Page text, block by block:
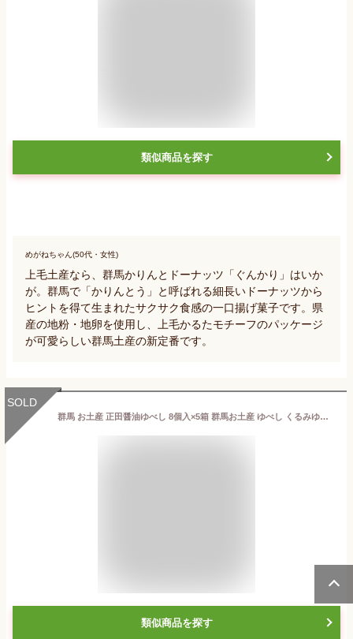
類似商品を探す
めがねちゃん(50代・女性)
上毛土産なら、群馬かりんとドーナッツ「ぐんかり」はいか
が。群馬で「かりんとう」と呼ばれる細長いドーナッツから
ヒントを得て生まれたサクサク食感の一口揚げ菓子です。県
産の地粉・地卵を使用し、上毛かるたモチーフのパッケージ
が可愛らしい群馬土産の新定番です。
SOLD
群馬 お土産 正田醤油ゆべし 8個入×5箱 群馬お土産 ゆべし くるみゆべし 正田醤油 菓子 つるまい本舗
類似商品を探す